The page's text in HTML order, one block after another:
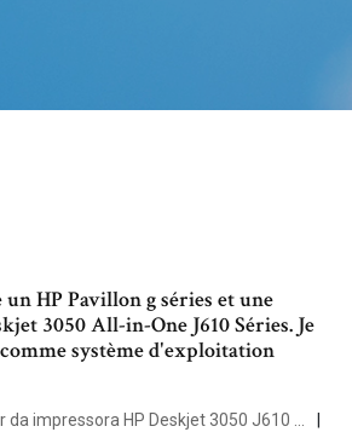
HP Pavillon g séries et une
3050 All-in-One J610 Séries. Je
système d'exploitation
da impressora HP Deskjet 3050 J610 ...